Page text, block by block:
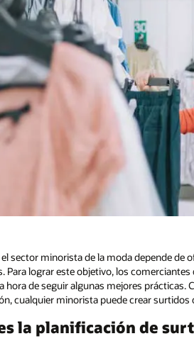
el sector minorista de la moda depende de
Para lograr este objetivo, los
hora de seguir algunas mejores
cualquier minorista puede crear
la planificación de